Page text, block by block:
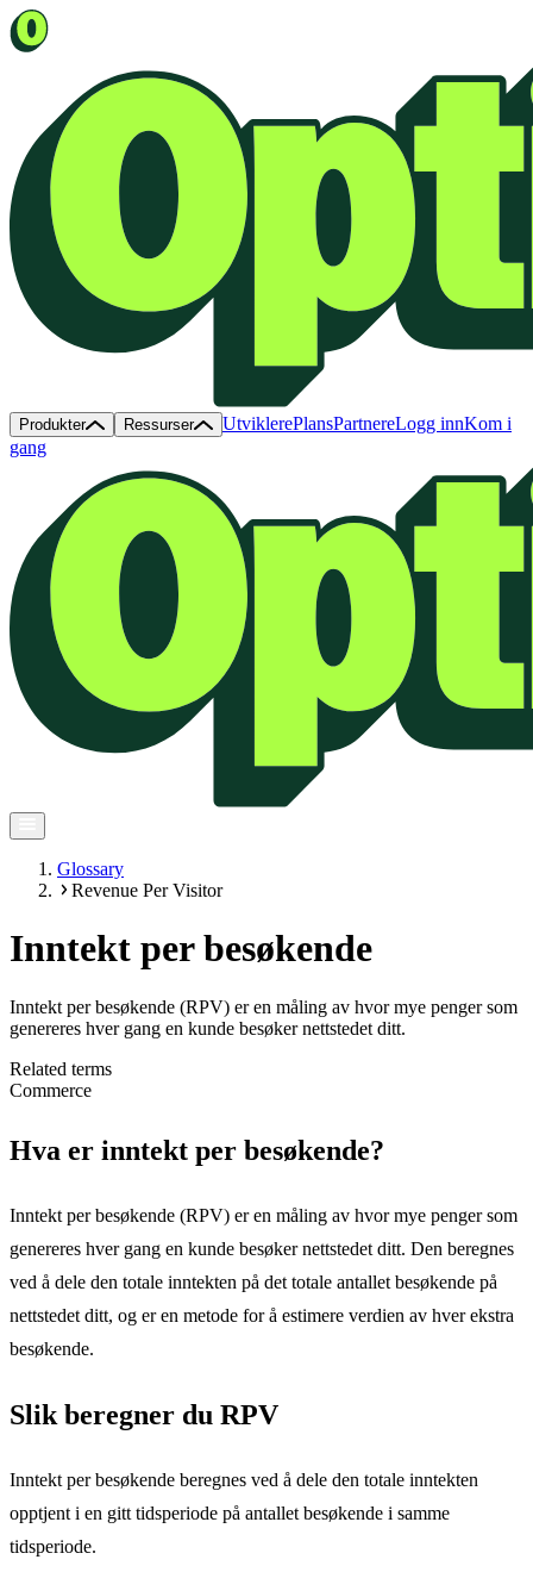
Produkter Ressurser UtviklerePlansPartnereLogg innKom i
gang
Glossary
Revenue Per Visitor
Inntekt per besøkende
Inntekt per besøkende (RPV) er en måling av hvor mye penger som
genereres hver gang en kunde besøker nettstedet ditt.
Related terms
Commerce
Hva er inntekt per besøkende?
Inntekt per besøkende (RPV) er en måling av hvor mye penger som
genereres hver gang en kunde besøker nettstedet ditt. Den beregnes
ved å dele den totale inntekten på det totale antallet besøkende på
nettstedet ditt, og er en metode for å estimere verdien av hver ekstra
besøkende.
Slik beregner du RPV
Inntekt per besøkende beregnes ved å dele den totale inntekten
opptjent i en gitt tidsperiode på antallet besøkende i samme
tidsperiode.